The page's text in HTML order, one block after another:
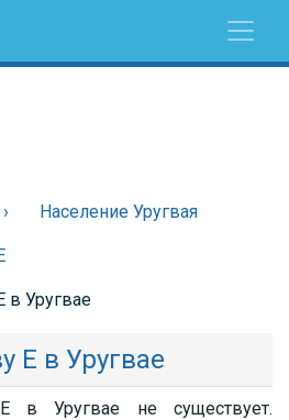
Население Уругвая
в Уругвае
Е в Уругвае
в Уругвае не существует.